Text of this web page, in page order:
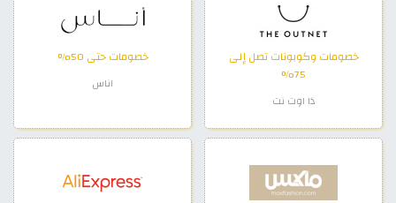
خصومات وكوبونات تصل إلى
75%
ذا اوت نت
خصومات حتى 50%
اناس